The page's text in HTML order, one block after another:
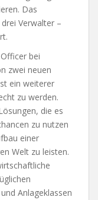
Das
Verwalter –
bei
zwei neuen
ein weiterer
zu werden.
die es
zu nutzen
einer
Welt zu leisten.
Anlageklassen